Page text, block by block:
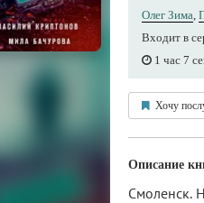
Олег Зима,
Входит в
1 час 7
Хочу
Описание
Смоленск.